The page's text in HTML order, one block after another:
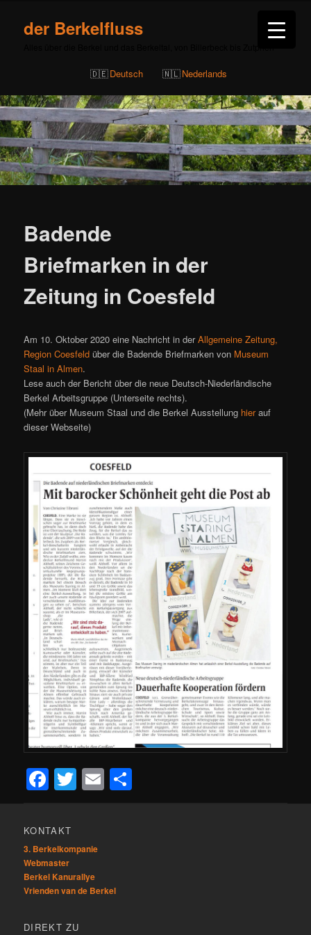
der Berkelfluss
Deutsch Nederlands
Badende
Briefmarken in der
Zeitung in Coesfeld
Am 10. Oktober 2020 eine Nachricht in derAllgemeine Zeitung,
Region Coesfeld über die Badende Briefmarken von Museum
Staal in Almen.
Lese auch der Bericht über die neue Deutsch-Niederländische
Berkel Arbeitsgruppe (Unterseite rechts).
(Mehr über Museum Staal und die Berkel Ausstellung hierauf
dieser Webseite)
Facebook
Twitter
Email
KONTAKT
3. Berkelkompanie
Webmaster
Berkel Kanurallye
Vrienden van de Berkel
DIREKT ZU